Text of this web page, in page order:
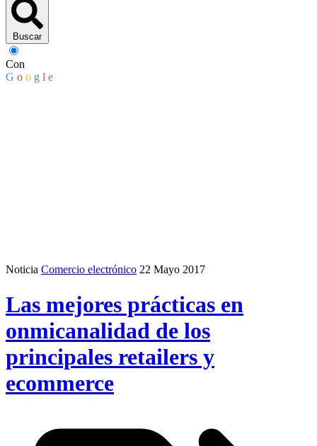
Buscar
Con
G o o g l e
Noticia Comercio electrónico 22 Mayo 2017
Las mejores prácticas en
onmicanalidad de los
principales retailers y
ecommerce